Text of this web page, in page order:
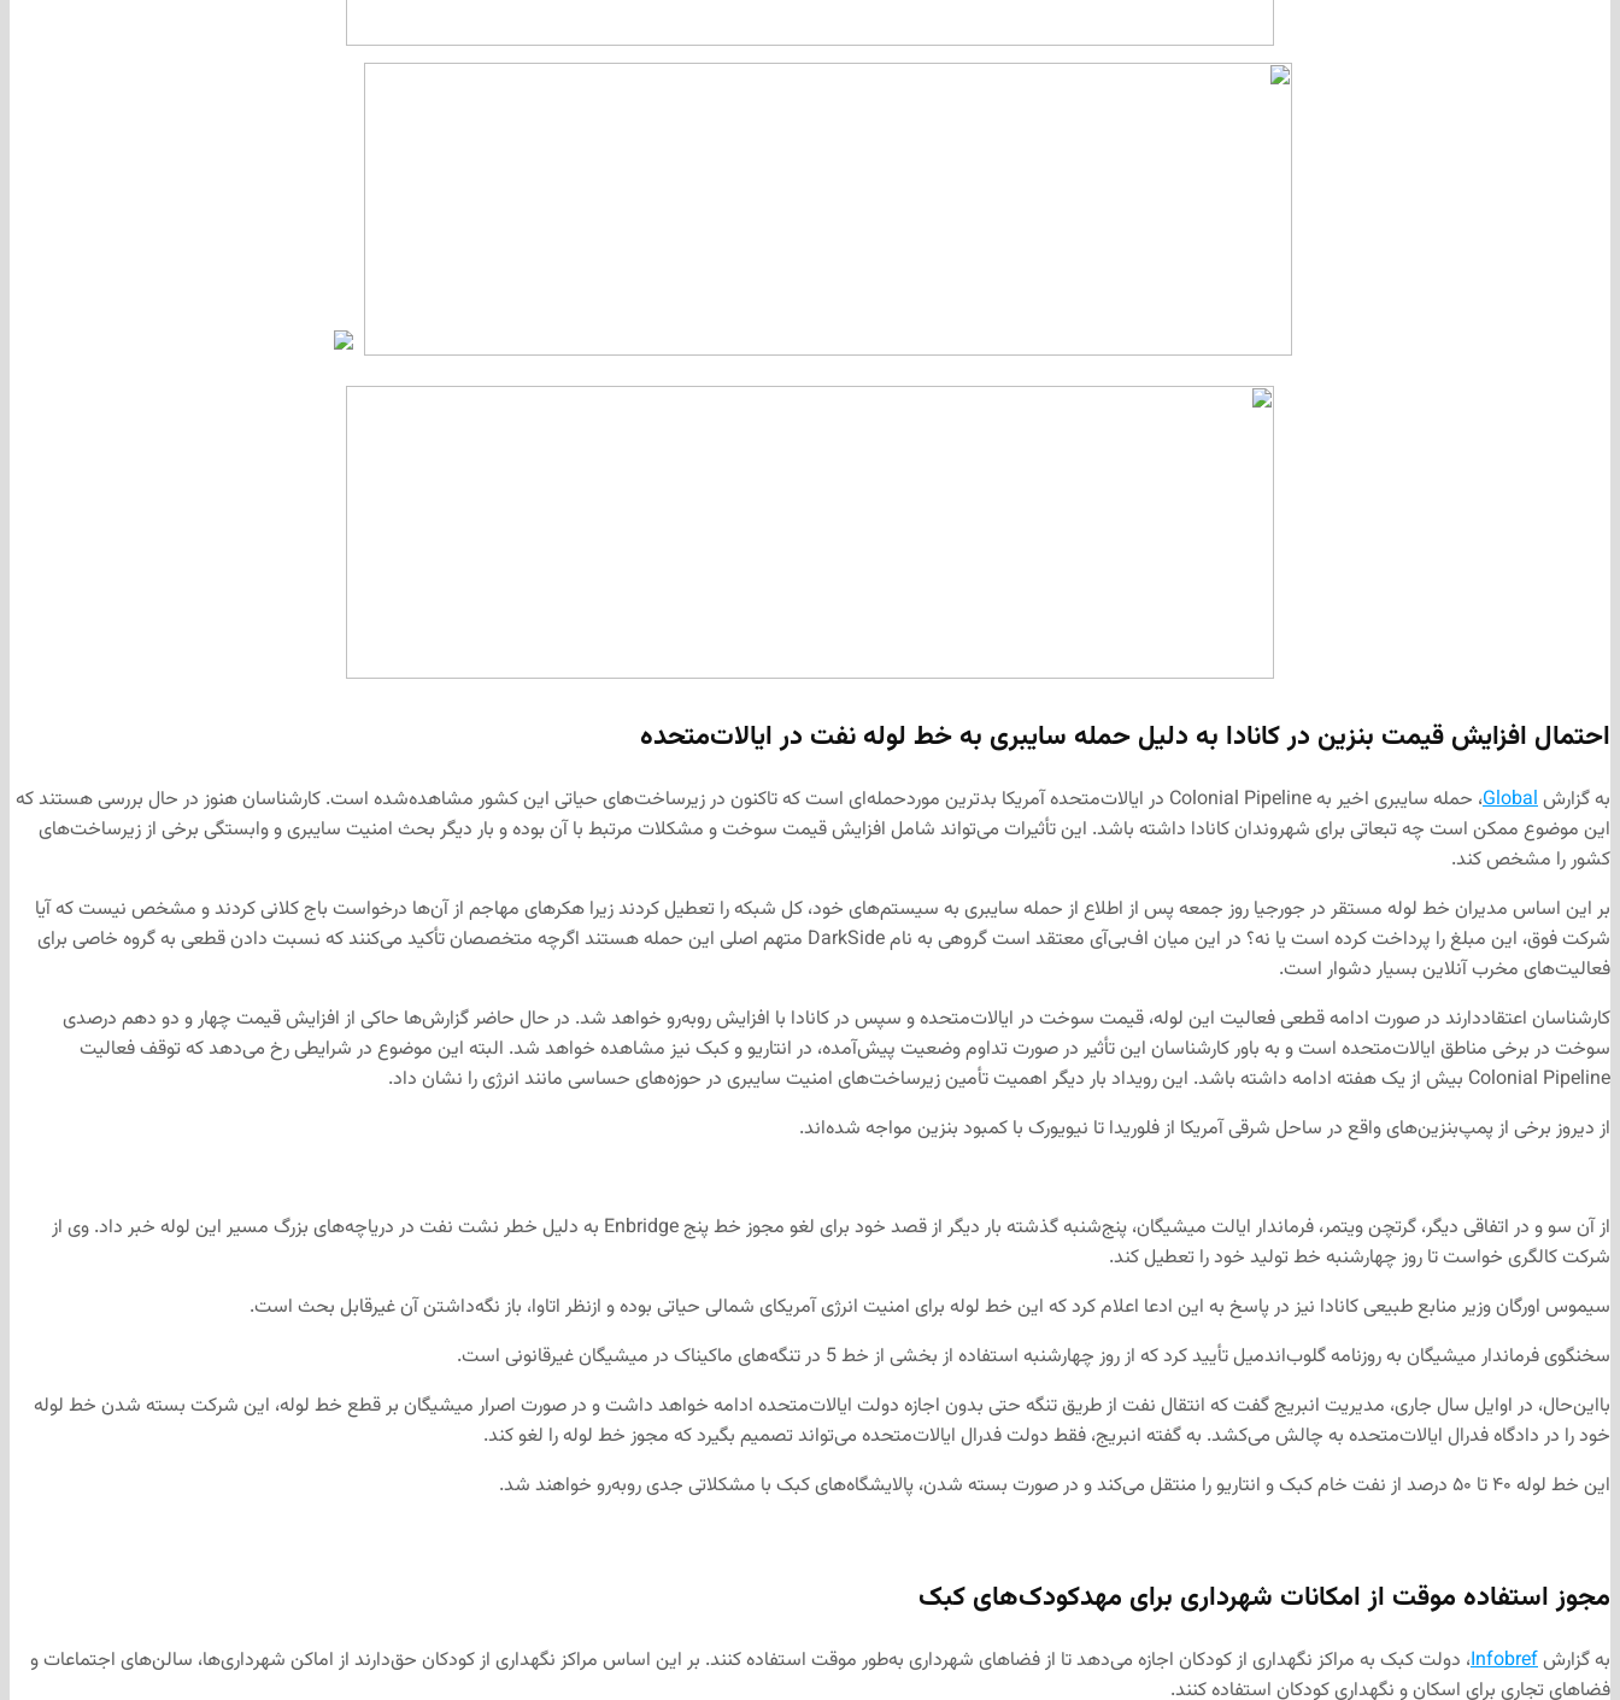
احتمال افزایش قیمت بنزین در کانادا به دلیل حمله سایبری به خط لوله نفت در ایالات‌متحده
به گزارشGlobal
، حمله سایبری اخیر به Colonial Pipeline در ایالات‌متحده آمریکا بدترین موردحمله‌ای است که تاکنون در زیرساخت‌های حیاتی این کشور مشاهده‌شده است. کارشناسان هنوز در حال بررسی هستند که
این موضوع ممکن است چه تبعاتی برای شهروندان کانادا داشته باشد. این تأثیرات می‌تواند شامل افزایش قیمت سوخت و مشکلات مرتبط با آن بوده و بار دیگر بحث امنیت سایبری و وابستگی برخی از زیرساخت‌های
کشور را مشخص کند.
بر این اساس مدیران خط لوله مستقر در جورجیا روز جمعه پس از اطلاع از حمله سایبری به سیستم‌های خود، کل شبکه را تعطیل کردند زیرا هکرهای مهاجم از آن‌ها درخواست باج کلانی کردند و مشخص نیست که آیا
شرکت فوق، این مبلغ را پرداخت کرده است یا نه؟ در این میان اف‌بی‌آی معتقد است گروهی به نام DarkSide متهم اصلی این حمله هستند اگرچه متخصصان تأکید می‌کنند که نسبت دادن قطعی به گروه خاصی برای
فعالیت‌های مخرب آنلاین بسیار دشوار است.
کارشناسان اعتقاددارند در صورت ادامه قطعی فعالیت این لوله، قیمت سوخت در ایالات‌متحده و سپس در کانادا با افزایش روبه‌رو خواهد شد. در حال حاضر گزارش‌ها حاکی از افزایش قیمت چهار و دو دهم درصدی
سوخت در برخی مناطق ایالات‌متحده است و به باور کارشناسان این تأثیر در صورت تداوم وضعیت پیش‌آمده، در انتاریو و کبک نیز مشاهده خواهد شد. البته این موضوع در شرایطی رخ می‌دهد که توقف فعالیت
Colonial Pipeline بیش از یک هفته ادامه داشته باشد. این رویداد بار دیگر اهمیت تأمین زیرساخت‌های امنیت سایبری در حوزه‌های حساسی مانند انرژی را نشان داد.
از دیروز برخی از پمپ‌بنزین‌های واقع در ساحل شرقی آمریکا از فلوریدا تا نیویورک با کمبود بنزین مواجه شده‌اند.
از آن سو و در اتفاقی دیگر، گرتچن ویتمر، فرماندار ایالت میشیگان، پنج‌شنبه گذشته بار دیگر از قصد خود برای لغو مجوز خط پنج Enbridge به دلیل خطر نشت نفت در دریاچه‌های بزرگ مسیر این لوله خبر داد. وی از
شرکت کالگری خواست تا روز چهارشنبه خط تولید خود را تعطیل کند.
سیموس اورگان وزیر منابع طبیعی کانادا نیز در پاسخ به این ادعا اعلام کرد که این خط لوله برای امنیت انرژی آمریکای شمالی حیاتی بوده و ازنظر اتاوا، باز نگه‌داشتن آن غیرقابل بحث است.
سخنگوی فرماندار میشیگان به روزنامه گلوب‌اندمیل تأیید كرد كه از روز چهارشنبه استفاده از بخشی از خط 5 در تنگه‌های ماكیناک در میشیگان غیرقانونی است.
بااین‌حال، در اوایل سال جاری، مدیریت انبریج گفت که انتقال نفت از طریق تنگه حتی بدون اجازه دولت ایالات‌متحده ادامه خواهد داشت و در صورت اصرار میشیگان بر قطع خط لوله، این شرکت بسته شدن خط لوله
خود را در دادگاه فدرال ایالات‌متحده به چالش می‌کشد. به گفته انبریج، فقط دولت فدرال ایالات‌متحده می‌تواند تصمیم بگیرد که مجوز خط لوله را لغو کند.
این خط لوله ۴۰ تا ۵۰ درصد از نفت خام کبک و انتاریو را منتقل می‌کند و در صورت بسته شدن، پالایشگاه‌های کبک با مشکلاتی جدی روبه‌رو خواهند شد.
مجوز استفاده موقت از امکانات شهرداری برای مهدکودک‌های کبک
به گزارشInfobref، دولت کبک به مراکز نگهداری از کودکان اجازه می‌دهد تا از فضاهای شهرداری به‌طور موقت استفاده کنند. بر این اساس مراكز نگهداری از کودکان حق‌دارند از اماکن شهرداری‌ها، سالن‌های اجتماعات و
فضاهای تجاری برای اسكان و نگهداری كودكان استفاده كنند.